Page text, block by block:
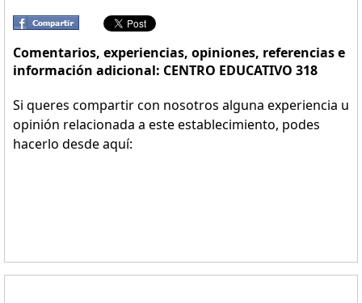
Comentarios, experiencias, opiniones, referencias e
información adicional: CENTRO EDUCATIVO 318
Si queres compartir con nosotros alguna experiencia u
opinión relacionada a este establecimiento, podes
hacerlo desde aquí: